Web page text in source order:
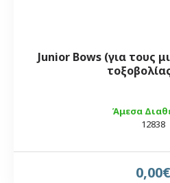
Άμεσα
12838
Junior Bows (για τους
0,00€